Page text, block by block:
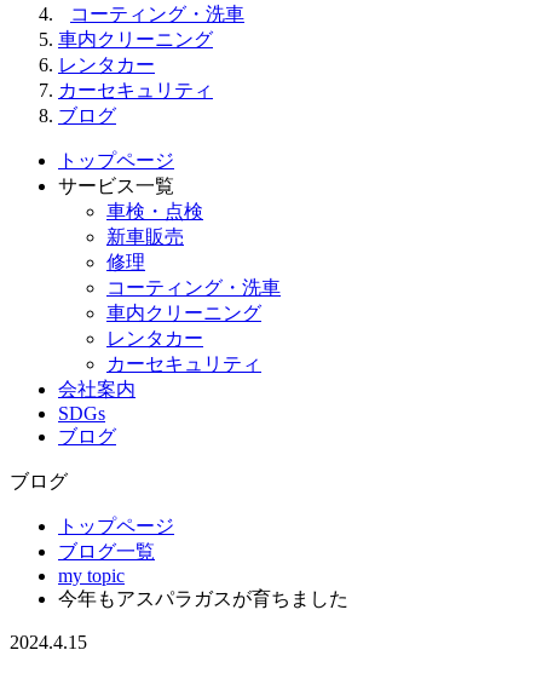
コーティング・洗車
車内クリーニング
レンタカー
カーセキュリティ
ブログ
トップページ
サービス一覧
車検・点検
新車販売
修理
コーティング・洗車
車内クリーニング
レンタカー
カーセキュリティ
会社案内
SDGs
ブログ
ブログ
トップページ
ブログ一覧
my topic
今年もアスパラガスが育ちました
2024.4.15